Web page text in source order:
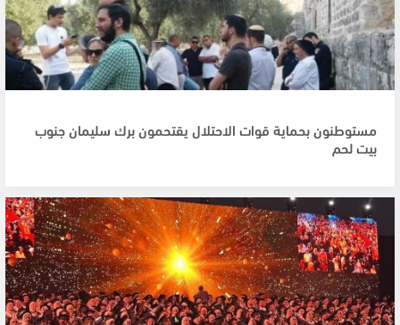
مستوطنون بحماية قوات الاحتلال يقتحمون برك سليمان جنوب
بيت لحم